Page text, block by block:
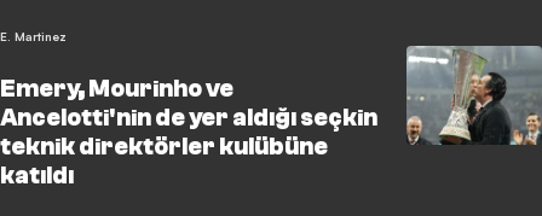
E. Martinez
Emery, Mourinho ve
Ancelotti'nin de yer aldığı seçkin
teknik direktörler kulübüne
katıldı